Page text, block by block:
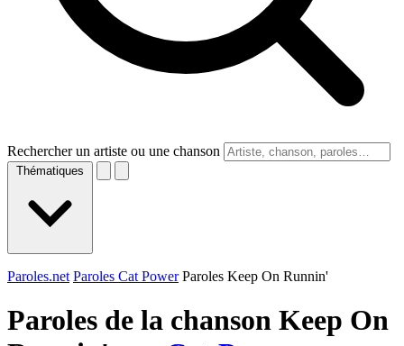
Rechercher un artiste ou une chanson
Thématiques
Paroles.net Paroles Cat Power Paroles Keep On Runnin'
Paroles de la chanson Keep On